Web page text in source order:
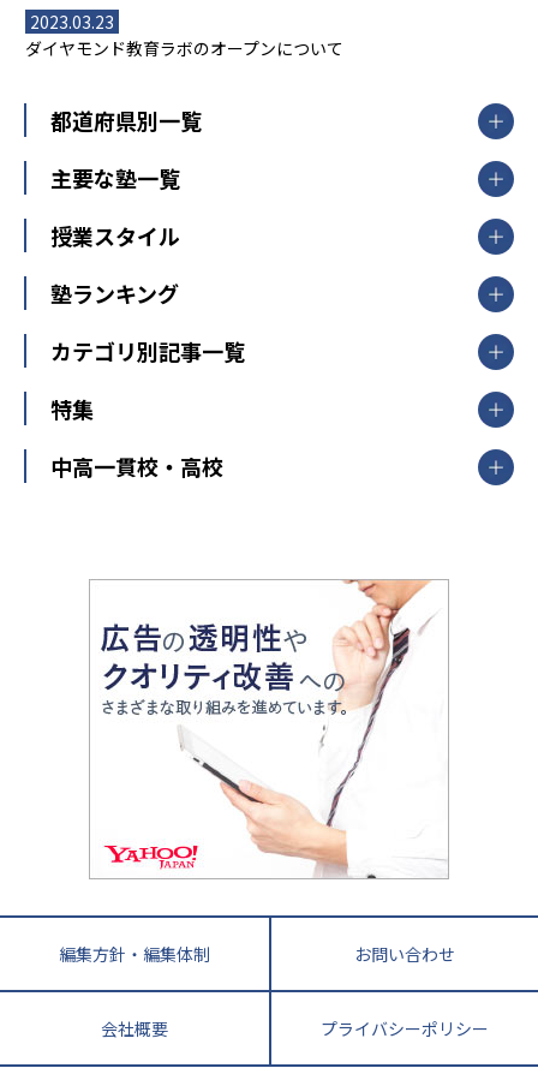
2023.03.23
ダイヤモンド教育ラボのオープンについて
都道府県別一覧
北海道・東北
山形県
福島県
関東
東京都
神奈川県
茨城県
栃木県
群馬県
新潟県
中部
愛知県
静岡県
長野県
大阪府
兵庫県 京都府 奈良県
和歌山県
鳥取県
島根県 岡山県 広島県
香川県
高知県
長崎県 熊本県
鹿児島県 沖縄県
主要な塾一覧
【掲載塾一覧を見る】
東京個別指導学院
明光義塾
個別教室のトライ
武田塾
授業スタイル
個別指導
オンライン指導
塾ランキング
中学受験ランキング
カテゴリ別記事一覧
中学受験
大学受験
教育全般
大学受験塾の選び方
中学受験に熱心な市区町村ランキング
小学校受験
家庭教師
特集
開成番長直伝！子どもの受験を成功させる方法
運動と遊びを考える
情報Ⅰ、数学が苦手な人注目！最短距離の学力
アップ法
悩み多き「大学受験」相談室
英語・英会話・英検対策
小学校教師が解説！中学受験のリアル
教育ジャーナリストが徹底解説！ 大学受験の羅
中高一貫校・高校
大学入試改革
ママテクエグザム
進化する中高一貫校・高校
編集方針・編集体制 お問い合わせ
会社概要 プライバシーポリシー